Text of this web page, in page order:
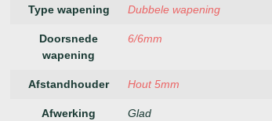
Type wapening Dubbele wapening
Doorsnede
wapening
6/6mm
Afstandhouder Hout 5mm
Afwerking Glad